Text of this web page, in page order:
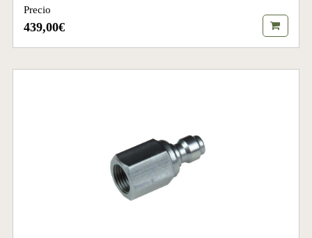
Precio
439,00€